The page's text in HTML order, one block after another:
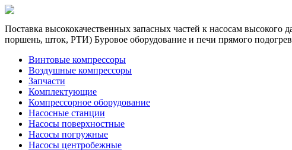
Поставка высококачественных запасных частей к насосам
поршень, шток, РТИ) Буровое оборудование и печи прямого
Винтовые компрессоры
Воздушные компрессоры
Запчасти
Комплектующие
Компрессорное оборудование
Насосные станции
Насосы поверхностные
Насосы погружные
Насосы центробежные